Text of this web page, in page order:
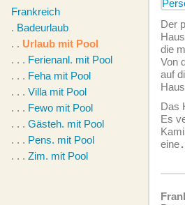
Frankreich
. Badeurlaub
. . Urlaub mit Pool
. . . Ferienanl. mit Pool
. . . Feha mit Pool
. . . Villa mit Pool
. . . Fewo mit Pool
. . . Gästeh. mit Pool
. . . Pens. mit Pool
. . . Zim. mit Pool
Der
die
Von
auf
Das
Es
eine